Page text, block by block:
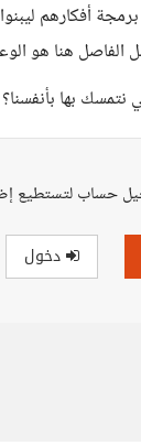
أفكارهم
هنا هو
نتمسك بها بأنفسنا؟
حساب لتستطيع
دخول